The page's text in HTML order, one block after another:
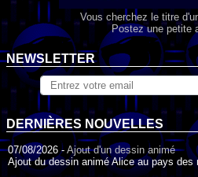
Vous cherchez le titre
Postez une petite
NEWSLETTER
DERNIÈRES NOUVELLES
07/08/2026 - Ajout d'un dessin animé
Ajout du dessin animé Alice au pays